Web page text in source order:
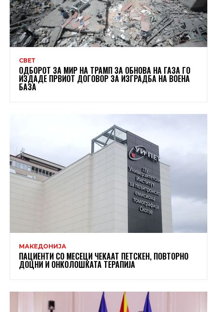
СВЕТ
ОДБОРОТ ЗА МИР НА ТРАМП ЗА ОБНОВА НА ГАЗА ГО
ИЗДАДЕ ПРВИОТ ДОГОВОР ЗА ИЗГРАДБА НА ВОЕНА
БАЗА
МАКЕДОНИЈА
ПАЦИЕНТИ СО МЕСЕЦИ ЧЕКААТ ПЕТСКЕН, ПОВТОРНО
ДОЦНИ И ОНКОЛОШКАТА ТЕРАПИЈА